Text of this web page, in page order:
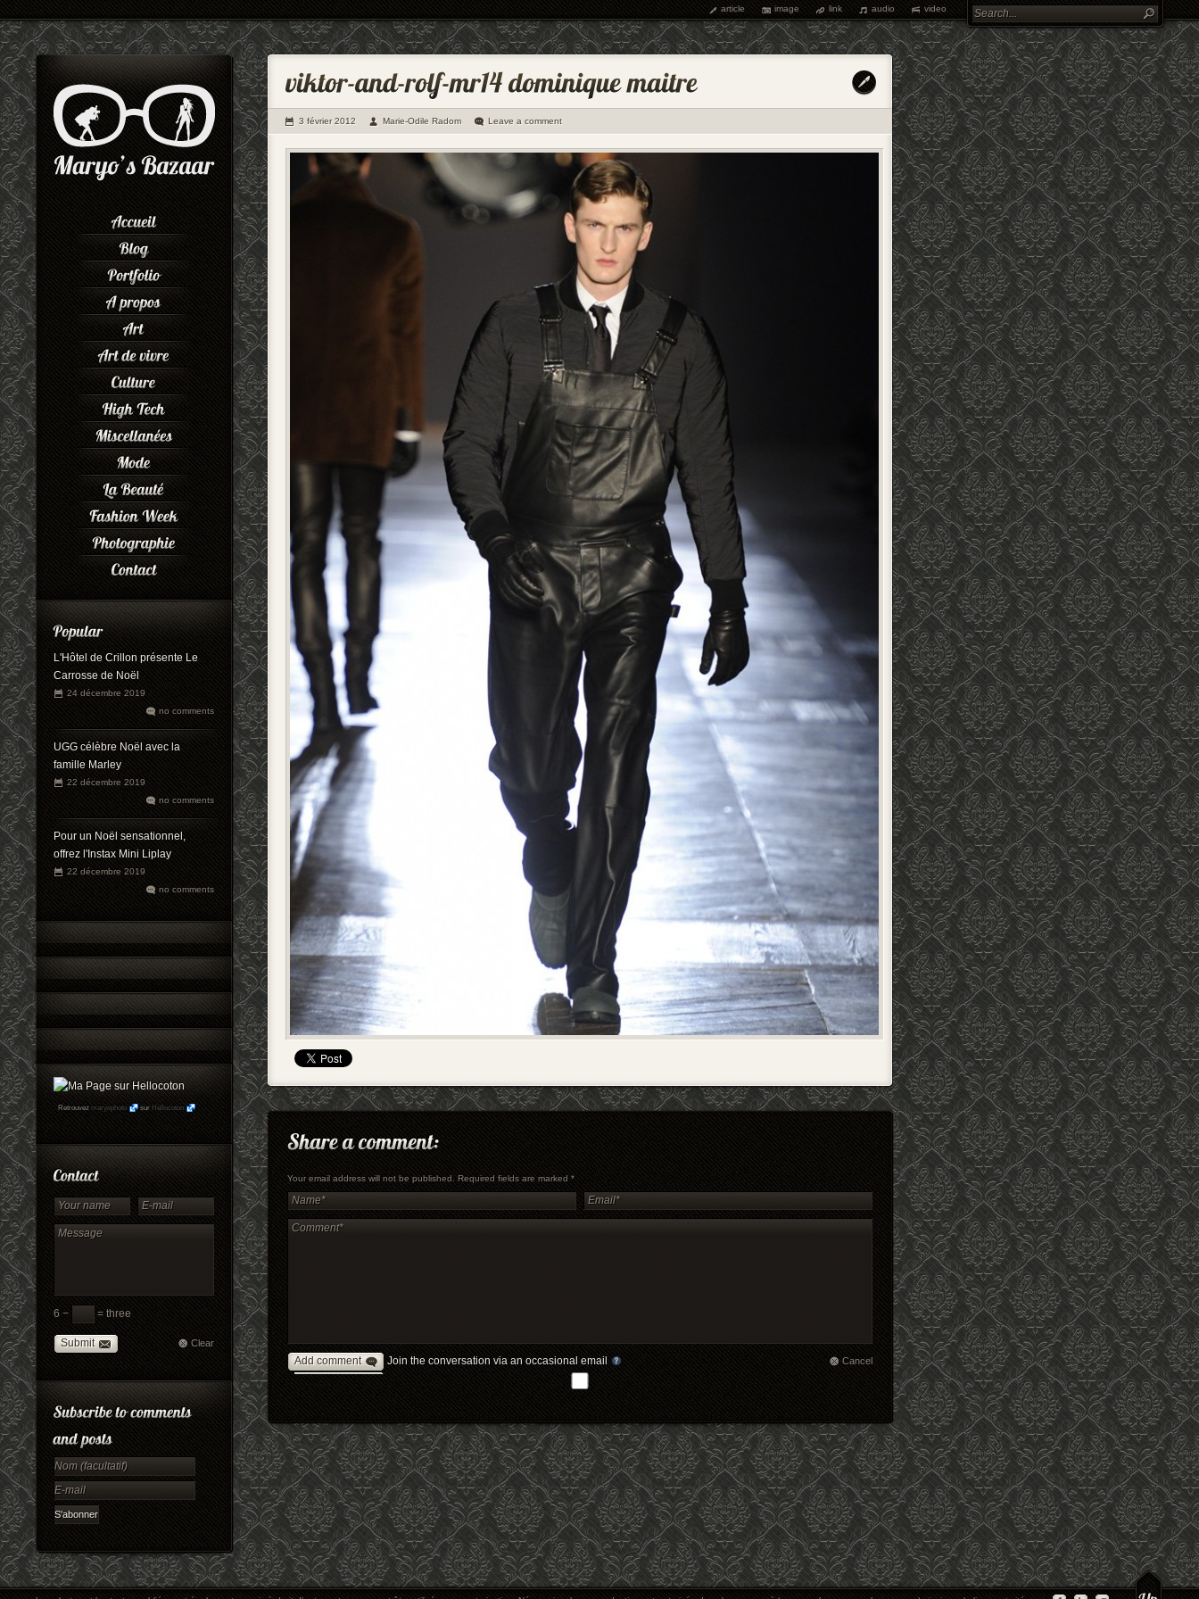
article image link audio video
L'Hôtel de Crillon présente Le
Carrosse de Noël
24 décembre 2019
no comments
UGG célèbre Noël avec la
famille Marley
22 décembre 2019
no comments
Pour un Noël sensationnel,
offrez l'Instax Mini Liplay
22 décembre 2019
no comments
Retrouvez maryophoto sur Hellocoton
6 − = three
Submit Clear
3 février 2012 Marie-Odile Radom Leave a comment
Your email address will not be published. Required fields are marked*
Add comment Cancel
Join the conversation via an occasional email